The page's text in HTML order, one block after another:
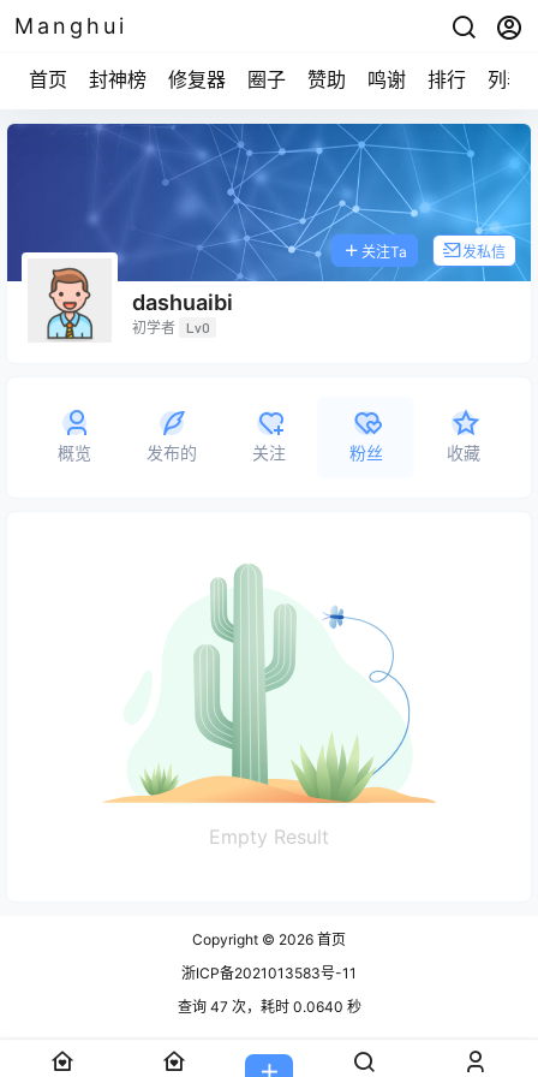
Manghui
首页 封神榜 修复器 圈子 赞助 鸣谢 排行 列表
dashuaibi
初学者 Lv0
关注Ta 发私信
概览 发布的 关注 粉丝 收藏
Empty Result
Copyright © 2026 首页
浙ICP备2021013583号-11
查询 47 次，耗时 0.0640 秒